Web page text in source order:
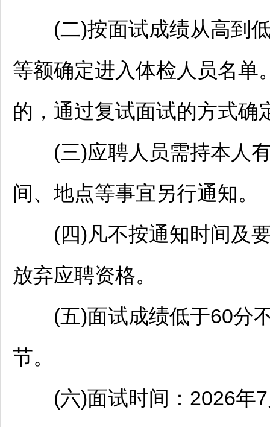
(二)按面试成绩从高到低
等额确定进入体检人员名单
的，通过复试面试的方式确
(三)应聘人员需持本人有
间、地点等事宜另行通知。
(四)凡不按通知时间及要
放弃应聘资格。
(五)面试成绩低于60分不
节。
(六)面试时间：2026年7